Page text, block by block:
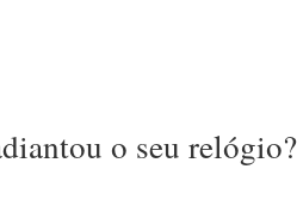
o seu relógio?